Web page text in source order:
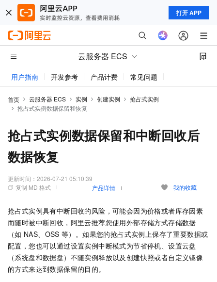
打开 APP
云服务器 ECS
用户指南 开发参考 产品计费 常见问题
首页 云服务器 ECS 实例 创建实例
抢占式实例
抢占式实例数据保留和恢复
抢占式实例数据保留和中断回收后
数据恢复
更新时间： 2026-07-21 05:10:39
复制 MD 格式
产品详情 我的收藏
抢占式实例具有中断回收的风险，可能会因为价格或者库存因素
而随时被中断回收，阿里云推荐您使用外部存储方式存储数据
（如 NAS、OSS 等）。如果您的抢占式实例上保存了重要数据或
配置，您也可以通过设置实例中断模式为节省停机、设置云盘
（系统盘和数据盘）不随实例释放以及创建快照或者自定义镜像
的方式来达到数据保留的目的。